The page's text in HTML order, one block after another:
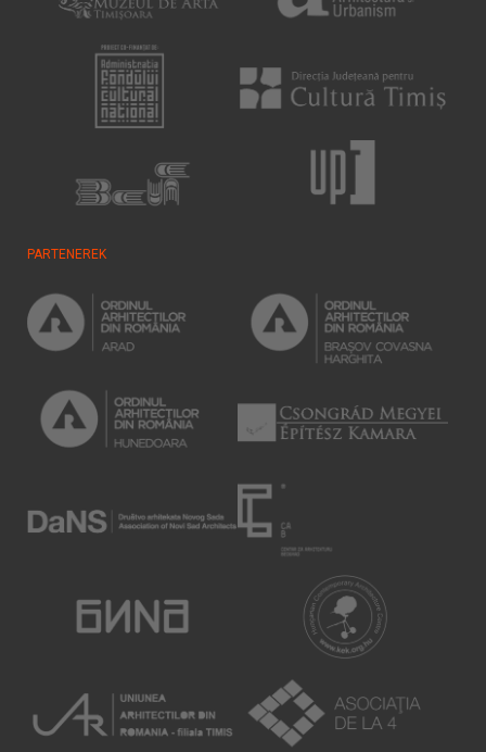
PARTENEREK